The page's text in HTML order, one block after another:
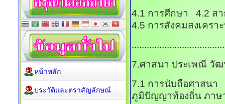
4.1 การศึกษา 4.2
4.5 การสังคมสงเครา
7.ศาสนา ประเพณี วั
7.1 การนับถือศาสน
ภูมิปัญญาท้องถิ่น ภาษ
หน้าหลัก
ประวัติและตราสัญลักษณ์